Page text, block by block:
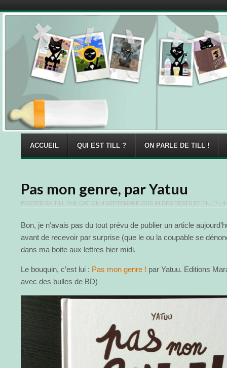
Menu
ACCUEIL
QUI EST TILL ? ON PARLE DE TILL !
Pas mon genre, par Yatuu
POSTED BY TILL THE CAT ON 4 SEPTEMBRE 2015 IN DES TESTS ET TILL ? |
Bon, je n’avais pas du tout prévu de publier un article
avant de recevoir par surprise (que le ou la coupable se
dans ma boite aux lettres hier midi.
Le bouquin, c’est lui : Pas mon genre ! par Yatuu. Editions
avec des bulles de BD)